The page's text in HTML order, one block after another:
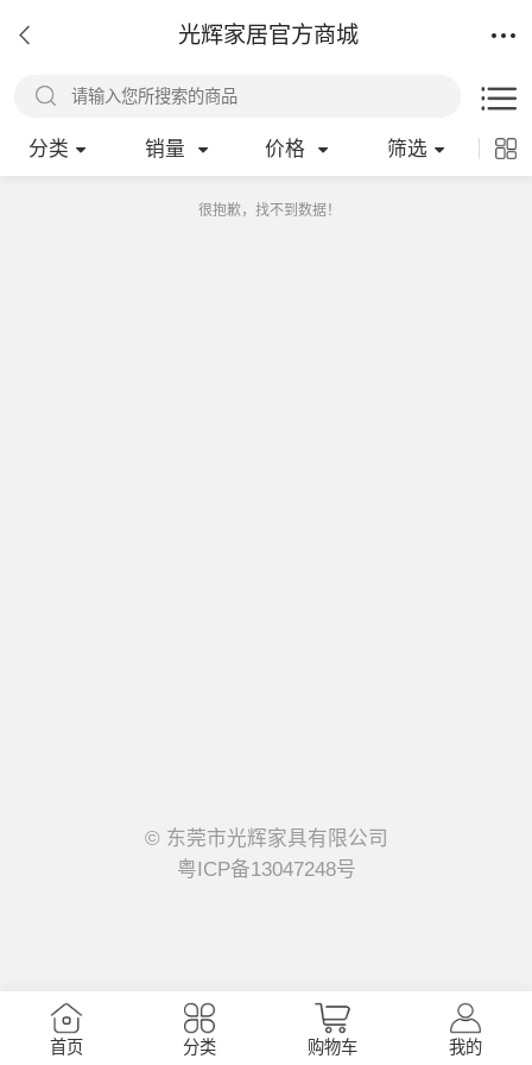
光辉家居官方商城
分类 销量 价格 筛选
很抱歉，找不到数据！
© 东莞市光辉家具有限公司
粤ICP备13047248号
首页 分类 购物车 我的